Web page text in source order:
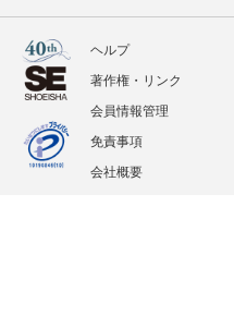
ヘルプ
著作権・リンク
会員情報管理
免責事項
会社概要